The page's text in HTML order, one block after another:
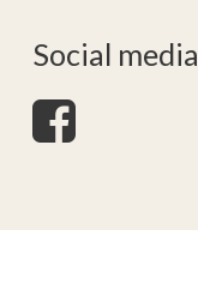
Social media